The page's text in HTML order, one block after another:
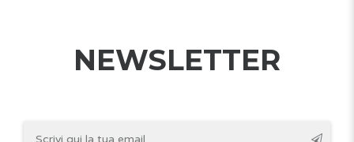
NEWSLETTER